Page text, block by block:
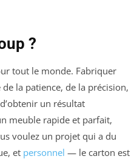
?
tout le monde. Fabriquer
la patience, de la précision,
un résultat
meuble rapide et parfait,
voulez un projet qui a du
et personnel — le carton est